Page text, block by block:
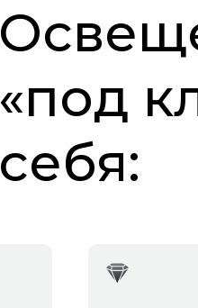
«под
себя: